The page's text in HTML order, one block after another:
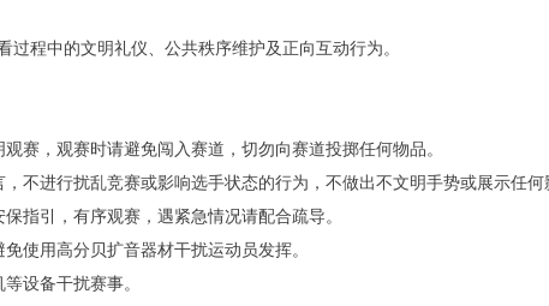
程中的文明礼仪、公共秩序维护及正向互动行为。
赛，观赛时请避免闯入赛道，切勿向赛道投掷任何物品。
不进行扰乱竞赛或影响选手状态的行为，不做出不文明手势或展示任何
指引，有序观赛，遇紧急情况请配合疏导。
使用高分贝扩音器材干扰运动员发挥。
设备干扰赛事。